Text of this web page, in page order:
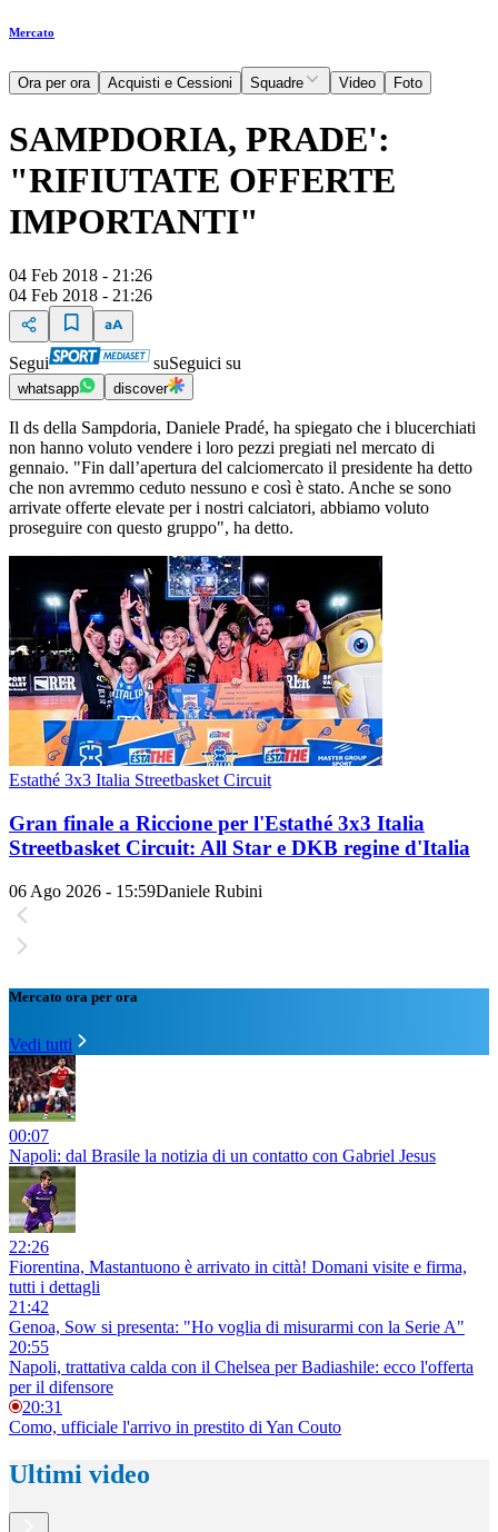
Mercato
Ora per ora Acquisti e Cessioni Squadre Video Foto
SAMPDORIA, PRADE':
"RIFIUTATE OFFERTE
IMPORTANTI"
04 Feb 2018 - 21:26
04 Feb 2018 - 21:26
Segui suSeguici su
whatsapp discover
Il ds della Sampdoria, Daniele Pradé, ha spiegato che i blucerchiati
non hanno voluto vendere i loro pezzi pregiati nel mercato di
gennaio. "Fin dall’apertura del calciomercato il presidente ha detto
che non avremmo ceduto nessuno e così è stato. Anche se sono
arrivate offerte elevate per i nostri calciatori, abbiamo voluto
proseguire con questo gruppo", ha detto.
Estathé 3x3 Italia Streetbasket Circuit
Gran finale a Riccione per l'Estathé 3x3 Italia
Streetbasket Circuit: All Star e DKB regine d'Italia
06 Ago 2026 - 15:59Daniele Rubini
Mercato ora per ora
Vedi tutti
00:07
Napoli: dal Brasile la notizia di un contatto con Gabriel Jesus
22:26
Fiorentina, Mastantuono è arrivato in città! Domani visite e firma,
tutti i dettagli
21:42
Genoa, Sow si presenta: "Ho voglia di misurarmi con la Serie A"
20:55
Napoli, trattativa calda con il Chelsea per Badiashile: ecco l'offerta
per il difensore
20:31
Como, ufficiale l'arrivo in prestito di Yan Couto
Ultimi video